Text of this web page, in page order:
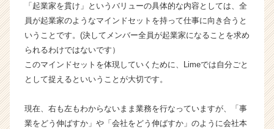
活
サ
イ
ト
チ
ア
キ
リ
ア
「起業家を貫け」というバリューの具体的な内容としては、全
員が起業家のようなマインドセットを持って仕事に向き合うと
いうことです。(決してメンバー全員が起業家になることを求め
られるわけではないです）
このマインドセットを体現していくために、Limeでは自分ごと
として捉えるといいうことが大切です。
現在、右も左もわからないまま業務を行なっていますが、「事
業をどう伸ばすか」や「会社をどう伸ばすか」のように会社本